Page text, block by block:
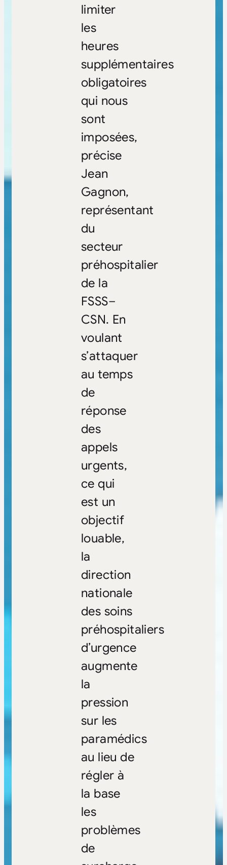
limiter
les
heures
supplémentaires
obligatoires
qui nous
sont
imposées,
précise
Jean
Gagnon,
représentant
du
secteur
préhospitalier
de la
FSSS–
CSN. En
voulant
s’attaquer
au temps
de
réponse
des
appels
urgents,
ce qui
est un
objectif
louable,
la
direction
nationale
des soins
préhospitaliers
d’urgence
augmente
la
pression
sur les
paramédics
au lieu de
régler à
la base
les
problèmes
de